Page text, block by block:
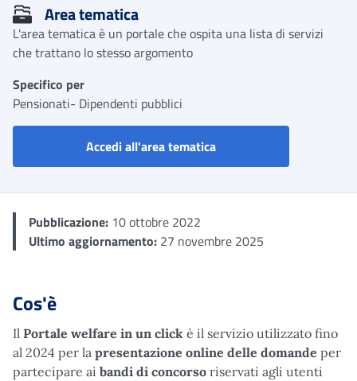
Area tematica
L'area tematica è un portale che ospita una lista di servizi
che trattano lo stesso argomento
Specifico per
Pensionati- Dipendenti pubblici
Accedi all'area tematicaPortale welfare in un click
Pubblicazione: 10 ottobre 2022
Ultimo aggiornamento: 27 novembre 2025
Cos'è
Il Portale welfare in un click è il servizio utilizzato fino
al 2024 per la presentazione online delle domande per
partecipare ai bandi di concorso riservati agli utenti